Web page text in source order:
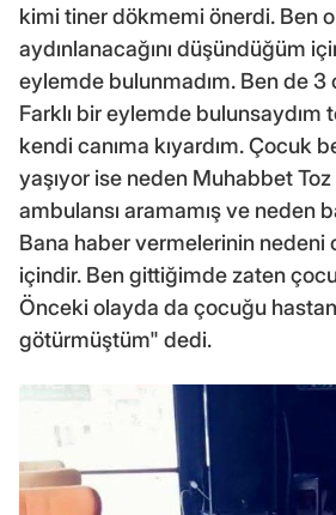
kimi tiner dökmemi önerdi. Ben
aydınlanacağını düşündüğüm
eylemde bulunmadım. Ben de 3
Farklı bir eylemde bulunsaydım
kendi canıma kıyardım. Çocuk
yaşıyor ise neden Muhabbet
ambulansı aramamış ve neden
Bana haber vermelerinin nedeni
içindir. Ben gittiğimde zaten
Önceki olayda da çocuğu
götürmüştüm" dedi.